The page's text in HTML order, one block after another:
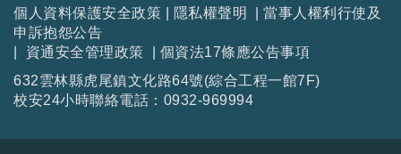
個人資料保護安全政策 隱私權聲明
當事人權利行使及
申訴抱怨公告
資通安全管理政策
個資法17條應公告事項
632雲林縣虎尾鎮文化路64號(綜合工程一館7F)
校安24小時聯絡電話：0932-969994